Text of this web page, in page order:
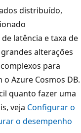
distribuído,
latência e taxa de
alterações
para
Azure Cosmos DB.
quanto fazer uma
veja Configurar o
o desempenho